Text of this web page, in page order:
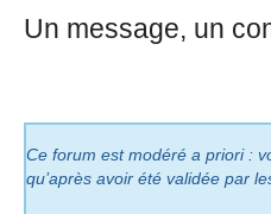
Un message, un
Ce forum est modéré a priori :
qu’après avoir été validée par